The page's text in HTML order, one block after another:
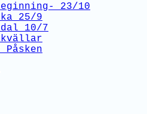
23/10
25/9
10/7
Påsken